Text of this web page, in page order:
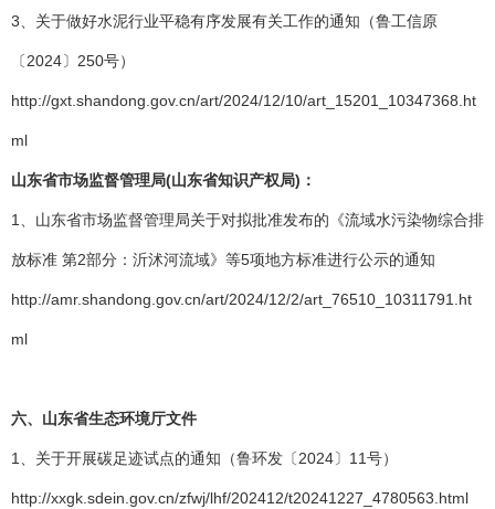
3、关于做好水泥行业平稳有序发展有关工作的通知（鲁工信原
〔2024〕250号）
http://gxt.shandong.gov.cn/art/2024/12/10/art_15201_10347368.ht
ml
山东省市场监督管理局(山东省知识产权局)：
1、山东省市场监督管理局关于对拟批准发布的《流域水污染物综合排
放标准 第2部分：沂沭河流域》等5项地方标准进行公示的通知
http://amr.shandong.gov.cn/art/2024/12/2/art_76510_10311791.ht
ml
六、 山东省生态环境厅文件
1、关于开展碳足迹试点的通知（鲁环发〔2024〕11号）
http://xxgk.sdein.gov.cn/zfwj/lhf/202412/t20241227_4780563.html